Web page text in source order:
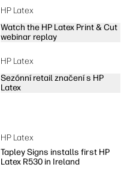
HP Latex
Watch the HP Latex Print & Cut
webinar replay
HP Latex
Sezónní retail značení s HP
Latex
HP Latex
Tapley Signs installs first HP
Latex R530 in Ireland